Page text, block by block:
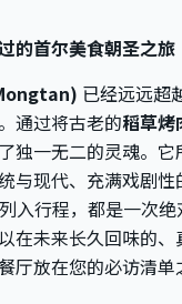
的首尔美食朝圣之旅
已经远远超
通过将古老的稻草烤
独一无二的灵魂。
与现代、充满戏剧
列入行程，都是一次
在未来长久回味的、
厅放在您的必访清